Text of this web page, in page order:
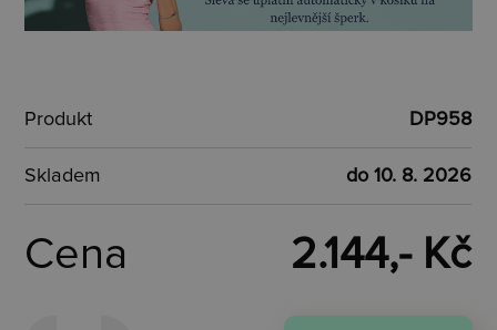
Produkt DP958
Skladem do 10. 8. 2026
Cena 2.144,- Kč